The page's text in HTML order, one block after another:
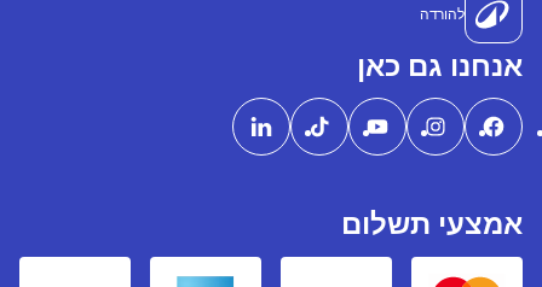
להורדה
אנחנו גם כאן
אמצעי תשלום